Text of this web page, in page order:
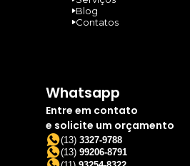
Blog
Contatos
Whatsapp
Entre em contato
e solicite um orçamento
(13) 3327-9788
(13) 99206-8791